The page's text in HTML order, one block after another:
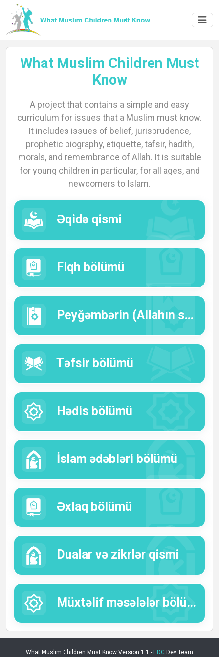
Home
About
Languages
What Muslim Children Must
Know
A project that contains a simple and easy
curriculum for issues that a Muslim must know.
It includes issues of belief, jurisprudence,
prophetic biography, etiquette, tafsir, hadith,
morals, and remembrance of Allah. It is suitable
for young children in particular, for all ages, and
newcomers to Islam.
Əqidə qismi
Fiqh bölümü
Peyğəmbərin (Allahın salavatı və salamı onun üzərinə olsun) həyatı.
Təfsir bölümü
Hədis bölümü
İslam ədəbləri bölümü
Əxlaq bölümü
Dualar və zikrlər qismi
Müxtəlif məsələlər bölümü:
What Muslim Children Must Know Version 1.1 - EDC Dev Team